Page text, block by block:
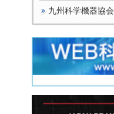
九州科学機器協会